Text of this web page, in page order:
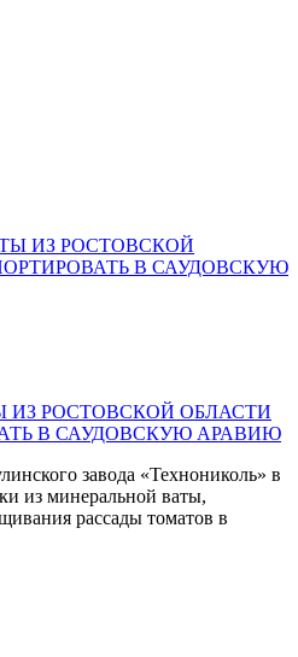
ИЗ РОСТОВСКОЙ ОБЛАСТИ
В САУДОВСКУЮ АРАВИЮ
завода «Технониколь» в
из минеральной ваты,
рассады томатов в